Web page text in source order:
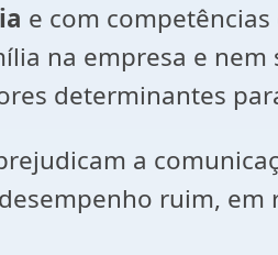
e com
na empresa e
determinantes
a
ruim,